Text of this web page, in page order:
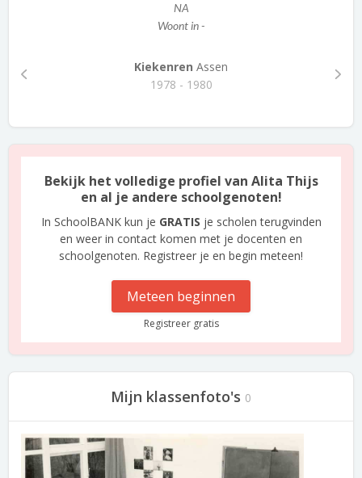
NA
Woont in -
Kiekenren Assen
1978 - 1980
Bekijk het volledige profiel van Alita Thijs
en al je andere schoolgenoten!
In SchoolBANK kun je GRATIS je scholen terugvinden
en weer in contact komen met je docenten en
schoolgenoten. Registreer je en begin meteen!
Meteen beginnen
Registreer gratis
Mijn klassenfoto's 0